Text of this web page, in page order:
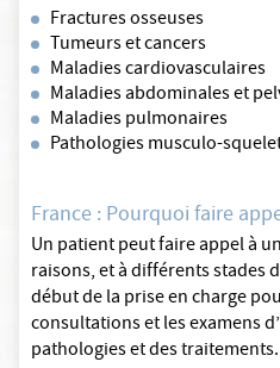
Fractures osseuses
Tumeurs et cancers
Maladies cardiovasculaires
Maladies abdominales et
Maladies pulmonaires
Pathologies musculo-
France : Pourquoi faire
Un patient peut faire appel à
raisons, et à différents stades
début de la prise en charge
consultations et les examens
pathologies et des traitements.